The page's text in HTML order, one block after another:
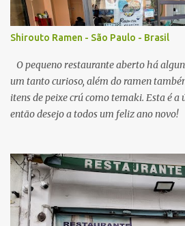
Shirouto Ramen - São Paulo - Brasil
O pequeno restaurante aberto há
um tanto curioso, além do ramen
itens de peixe crú como temaki. Esta é
então desejo a todos um feliz ano novo!
ponto de sal no caldo, algumas vezes
caldo um pouco salgado demais. A
satisfatória, os pedaços de tyashu
chahan com karaage , o arroz frito